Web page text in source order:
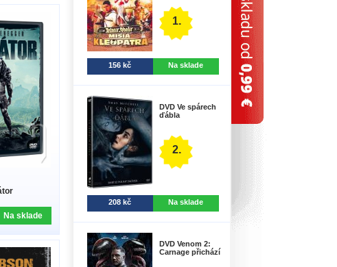
Na sklade
1.
156 kč Na sklade
DVD Ve spárech
ďábla
2.
208 kč Na sklade
DVD Venom 2:
Carnage přichází